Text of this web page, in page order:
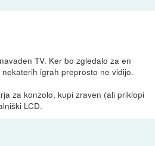
TV. Ker bo zgledalo za en
igrah preprosto ne vidijo.
za konzolo, kupi zraven (ali priklopi
LCD.